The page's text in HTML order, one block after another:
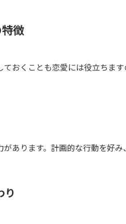
徴
おくことも恋愛には役立ちま
あります。計画的な行動を好
り